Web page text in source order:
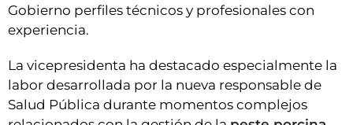
Gobierno perfiles técnicos y profesionales con
experiencia.
La vicepresidenta ha destacado especialmente la
labor desarrollada por la nueva responsable de
Salud Pública durante momentos complejos